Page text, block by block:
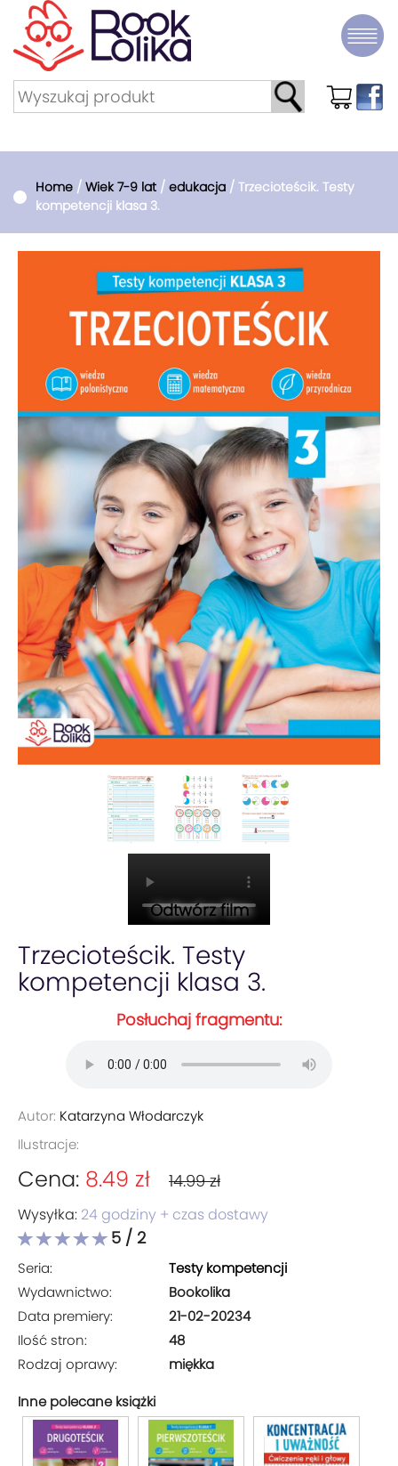
Home / Wiek 7-9 lat / edukacja / Trzecioteścik. Testy
kompetencji klasa 3.
Odtwórz film
Trzecioteścik. Testy
kompetencji klasa 3.
Posłuchaj fragmentu:
Autor: Katarzyna Włodarczyk
Ilustracje:
Cena: 8.49 zł 14.99 zł
Wysyłka: 24 godziny + czas dostawy
5 / 2
Seria:
Testy kompetencji
Wydawnictwo:
Bookolika
Data premiery:
21-02-20234
Ilość stron:
48
Rodzaj oprawy:
miękka
Inne polecane książki